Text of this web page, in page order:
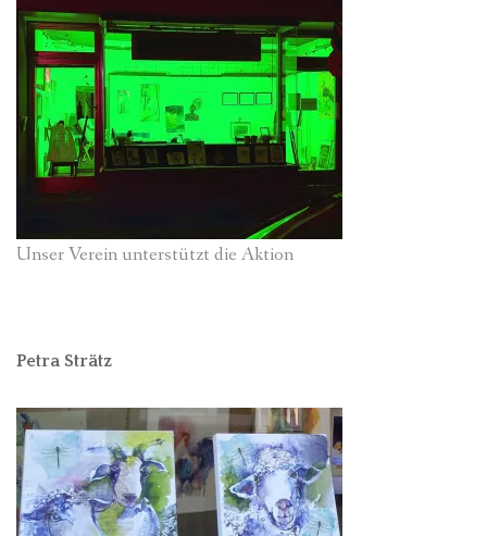
Unser Verein unterstützt die Aktion
Petra Strätz